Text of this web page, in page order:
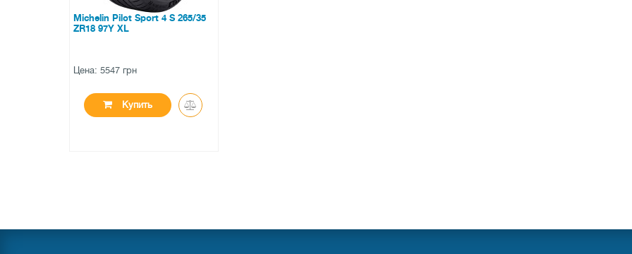
Michelin Pilot Sport 4 S 265/35
ZR18 97Y XL
Цена: 5547 грн
Купить